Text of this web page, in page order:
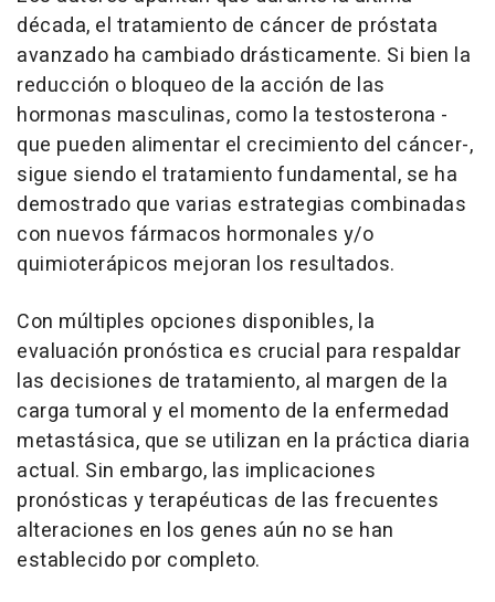
década, el tratamiento de cáncer de próstata
avanzado ha cambiado drásticamente. Si bien la
reducción o bloqueo de la acción de las
hormonas masculinas, como la testosterona -
que pueden alimentar el crecimiento del cáncer-,
sigue siendo el tratamiento fundamental, se ha
demostrado que varias estrategias combinadas
con nuevos fármacos hormonales y/o
quimioterápicos mejoran los resultados.
Con múltiples opciones disponibles, la
evaluación pronóstica es crucial para respaldar
las decisiones de tratamiento, al margen de la
carga tumoral y el momento de la enfermedad
metastásica, que se utilizan en la práctica diaria
actual. Sin embargo, las implicaciones
pronósticas y terapéuticas de las frecuentes
alteraciones en los genes aún no se han
establecido por completo.